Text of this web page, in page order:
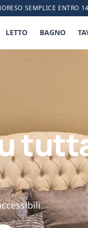
RESO SEMPLICE ENTRO
LETTO BAGNO